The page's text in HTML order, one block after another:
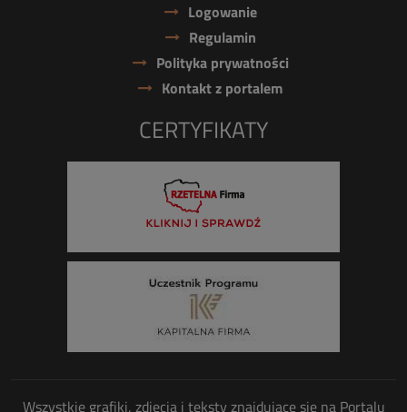
Logowanie
Regulamin
Polityka prywatności
Kontakt z portalem
CERTYFIKATY
Wszystkie grafiki, zdjęcia i teksty znajdujące się na Portalu